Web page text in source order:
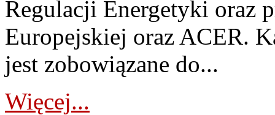
Regulacji Energetyki oraz
Europejskiej oraz ACER.
jest zobowiązane do...
Więcej...